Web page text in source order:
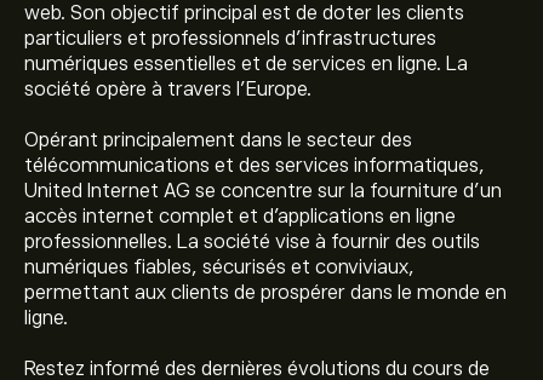
web. Son objectif principal est de doter les clients
particuliers et professionnels d'infrastructures
numériques essentielles et de services en ligne. La
société opère à travers l'Europe.
Opérant principalement dans le secteur des
télécommunications et des services informatiques,
United Internet AG se concentre sur la fourniture d'un
accès internet complet et d'applications en ligne
professionnelles. La société vise à fournir des outils
numériques fiables, sécurisés et conviviaux,
permettant aux clients de prospérer dans le monde en
ligne.
Restez informé des dernières évolutions du cours de